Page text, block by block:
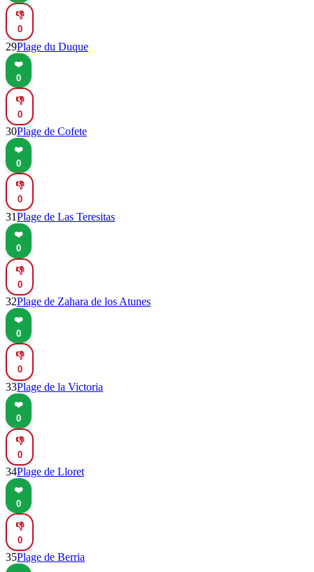
👎
0
29Plage du Duque
❤️
0
👎
0
30Plage de Cofete
❤️
0
👎
0
31Plage de Las Teresitas
❤️
0
👎
0
32Plage de Zahara de los Atunes
❤️
0
👎
0
33Plage de la Victoria
❤️
0
👎
0
34Plage de Lloret
❤️
0
👎
0
35Plage de Berria